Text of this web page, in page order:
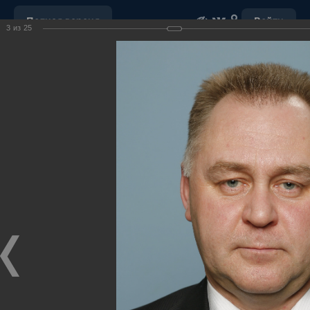
Полная версия Войти
ОТКРЫТЫЕ ДАННЫЕ
ПОЧТА ВИДЕО
Ханты-Мансийский район,
официальный сайт
3 из 25